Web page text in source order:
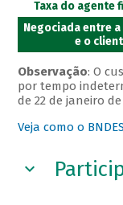
Taxa do agente
Negociada entre
e o
Observação: O
por tempo
de 22 de janeiro de
Veja como o